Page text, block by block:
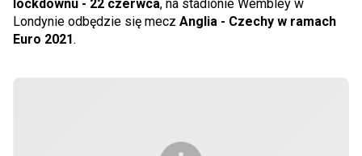
lockdownu - 22 czerwca, na stadionie Wembley w
Londynie odbędzie się mecz Anglia - Czechy w ramach
Euro 2021.